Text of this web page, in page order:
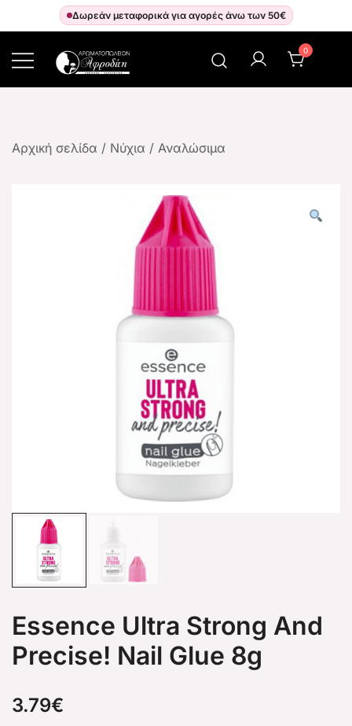
Δωρεάν μεταφορικά για αγορές άνω των 50€
0
Αρχική σελίδα / Νύχια / Αναλώσιμα
Essence Ultra Strong And
Precise! Nail Glue 8g
3.79€